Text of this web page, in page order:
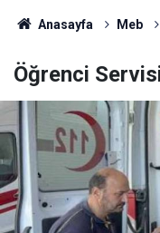
Anasayfa Meb
Öğrenci